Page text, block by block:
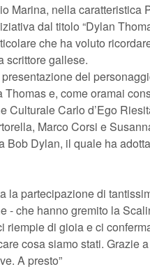
Marina, nella
dal titolo “Dylan
che ha voluto
scrittore gallese.
del
Thomas e, come oramai
Culturale Carlo d’Ego
Marco Corsi e
Bob Dylan, il quale ha
la partecipazione di
- che hanno gremito la
riempie di gioia e ci
cosa siamo stati. Grazie
A presto”